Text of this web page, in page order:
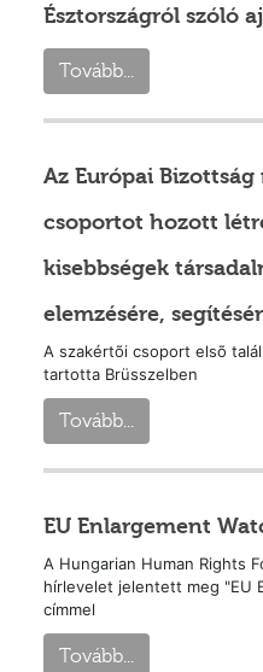
Észtországról szóló
Tovább...
Az Európai
csoportot hozott
kisebbségek
elemzésére,
A szakértõi csoport elsõ
tartotta Brüsszelben
Tovább...
EU Enlargement
A Hungarian Human Rights
hírlevelet jelentett meg "EU
címmel
Tovább...